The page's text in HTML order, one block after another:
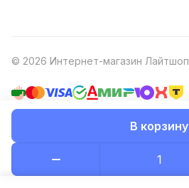
В корзину
© 2026 Интернет-магазин Лайтшоп
Оферта